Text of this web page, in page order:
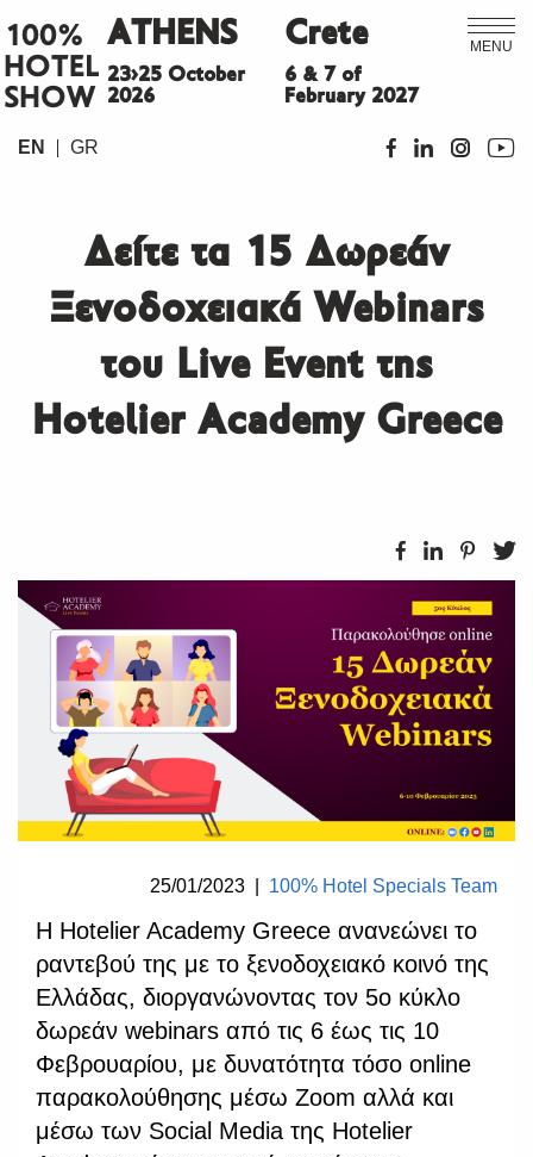
MENU
100%
HOTEL
SHOW
ATHENS
23>25 October
2026
Crete
6 & 7 of
February 2027
EN GR
Δείτε τα 15 Δωρεάν
Ξενοδοχειακά Webinars
του Live Event της
Hotelier Academy Greece
25/01/2023 100% Hotel Specials Team
Η Hotelier Academy Greece ανανεώνει το
ραντεβού της με το ξενοδοχειακό κοινό της
Ελλάδας, διοργανώνοντας τον 5ο κύκλο
δωρεάν webinars από τις 6 έως τις 10
Φεβρουαρίου, με δυνατότητα τόσο online
παρακολούθησης μέσω Zoom αλλά και
μέσω των Social Media της Hotelier